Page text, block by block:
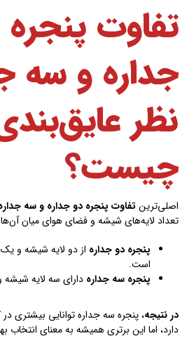
تفاوت
جداره و سه
نظر
چیست؟
اصلی‌ترین تفاوت پنجره دو جداره و سه
تعداد لایه‌های شیشه و فضای هوای میان
پنجره دو جداره از دو لایه شیشه و
است.
پنجره سه جداره دارای سه لایه
در نتیجه، پنجره سه جداره توانایی بیشتری
دارد، اما این برتری همیشه به معنای انتخاب